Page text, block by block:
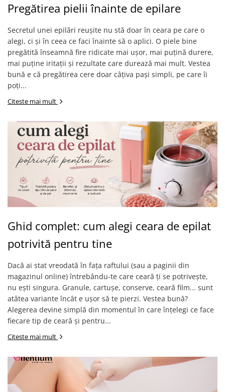
Pregătirea pielii înainte de epilare
Secretul unei epilări reușite nu stă doar în ceara pe care o
alegi, ci și în ceea ce faci înainte să o aplici. O piele bine
pregătită înseamnă fire ridicate mai ușor, mai puțină durere,
mai puține iritații și rezultate care durează mai mult. Vestea
bună e că pregătirea cere doar câțiva pași simpli, pe care îi
poți...
Citeste mai mult
Ghid complet: cum alegi ceara de epilat
potrivită pentru tine
Dacă ai stat vreodată în fața raftului (sau a paginii din
magazinul online) întrebându-te care ceară ți se potrivește,
nu ești singura. Granule, cartușe, conserve, ceară film... sunt
atâtea variante încât e ușor să te pierzi. Vestea bună?
Alegerea devine simplă din momentul în care înțelegi ce face
fiecare tip de ceară și pentru...
Citeste mai mult